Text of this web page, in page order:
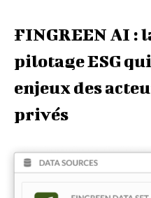
FINGREEN AI :
pilotage ESG
enjeux des
privés